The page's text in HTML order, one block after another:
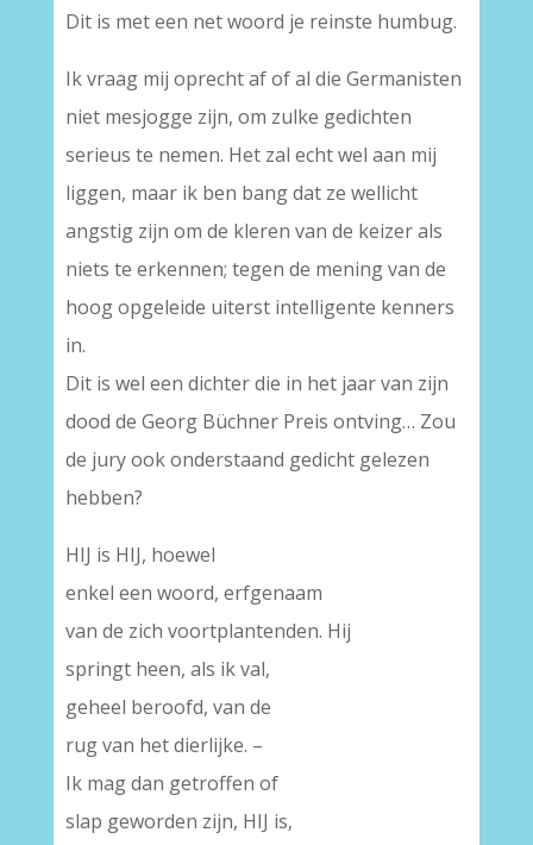
Dit is met een net woord je reinste humbug.
Ik vraag mij oprecht af of al die Germanisten
niet mesjogge zijn, om zulke gedichten
serieus te nemen. Het zal echt wel aan mij
liggen, maar ik ben bang dat ze wellicht
angstig zijn om de kleren van de keizer als
niets te erkennen; tegen de mening van de
hoog opgeleide uiterst intelligente kenners
in.
Dit is wel een dichter die in het jaar van zijn
dood de Georg Büchner Preis ontving… Zou
de jury ook onderstaand gedicht gelezen
hebben?
HIJ is HIJ, hoewel
enkel een woord, erfgenaam
van de zich voortplantenden. Hij
springt heen, als ik val,
geheel beroofd, van de
rug van het dierlijke. –
Ik mag dan getroffen of
slap geworden zijn, HIJ is,